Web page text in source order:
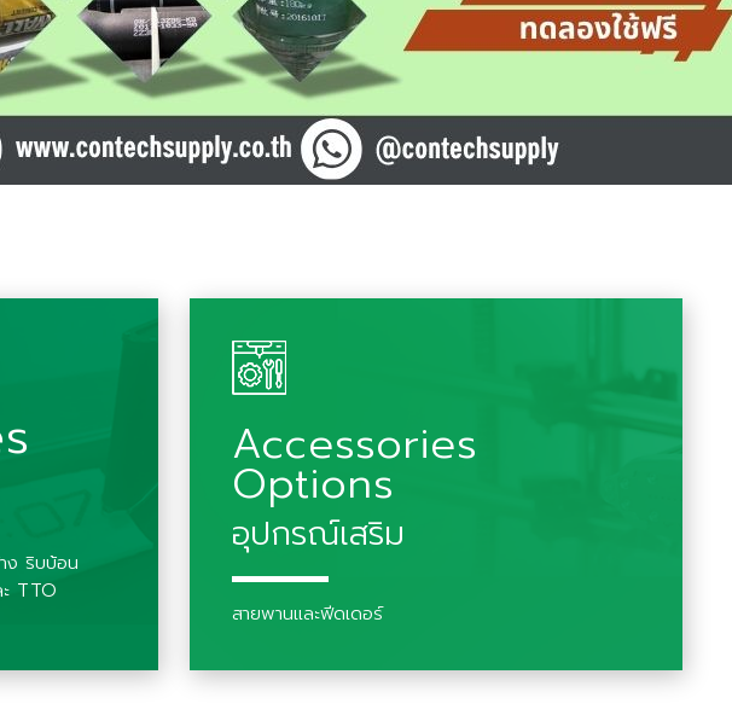
ง ริบบ้อน
TTO
Accessories
Options
อุปกรณ์เสริม
สายพานและฟีดเดอร์